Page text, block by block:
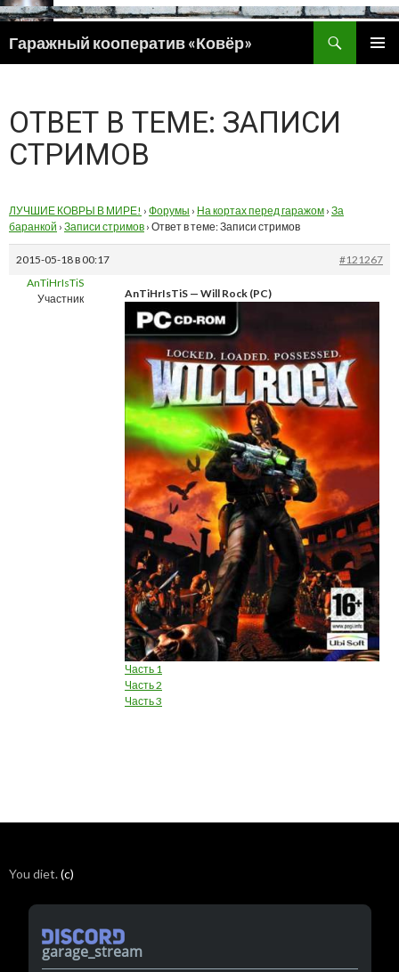
Гаражный кооператив «Ковёр»
ПЕРЕЙТИ
ОТВЕТ В ТЕМЕ: ЗАПИСИ
СТРИМОВ
ЛУЧШИЕ КОВРЫ В МИРЕ! › Форумы › На кортах перед гаражом › За
баранкой › Записи стримов › Ответ в теме: Записи стримов
2015-05-18 в 00:17
#121267
AnTiHrIsTiS
Участник
AnTiHrIsTiS — Will Rock (PC)
Часть 1
Часть 2
Часть 3
You diet.(c)
garage_stream